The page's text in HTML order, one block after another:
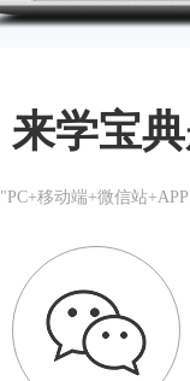
来学宝
"PC+移动端+微信站